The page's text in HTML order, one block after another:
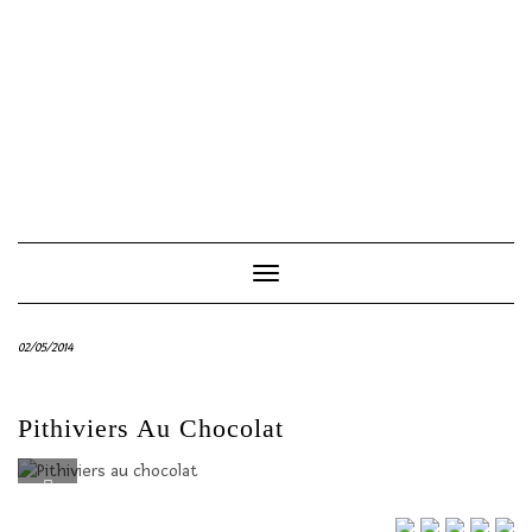
Toggle
Navigation
02/05/2014
Pithiviers Au Chocolat